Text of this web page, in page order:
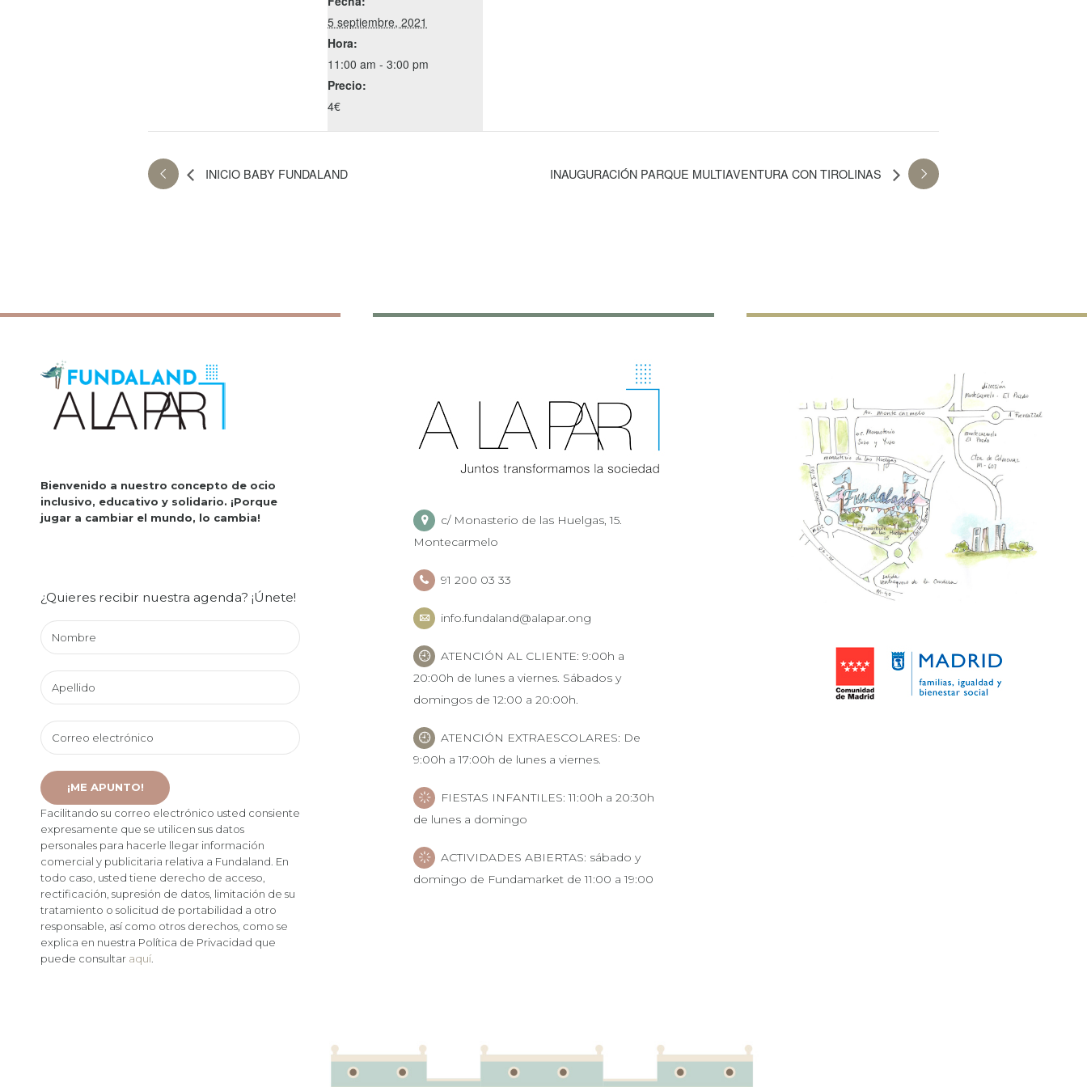
5 septiembre, 2021
Hora:
11:00 am - 3:00 pm
Precio:
4€
INICIO BABY FUNDALAND INAUGURACIÓN PARQUE MULTIAVENTURA CON TIROLINAS
Bienvenido a nuestro concepto de ocio
inclusivo, educativo y solidario. ¡Porque
jugar a cambiar el mundo, lo cambia!
¿Quieres recibir nuestra agenda? ¡Únete!
Facilitando su correo electrónico usted consiente
expresamente que se utilicen sus datos
personales para hacerle llegar información
comercial y publicitaria relativa a Fundaland. En
todo caso, usted tiene derecho de acceso,
rectificación, supresión de datos, limitación de su
tratamiento o solicitud de portabilidad a otro
responsable, así como otros derechos, como se
explica en nuestra Política de Privacidad que
puede consultar aquí
c/ Monasterio de las Huelgas, 15.
Montecarmelo
91 200 03 33
info.fundaland@alapar.ong
ATENCIÓN AL CLIENTE: 9:00h a
20:00h de lunes a viernes. Sábados y
domingos de 12:00 a 20:00h.
ATENCIÓN EXTRAESCOLARES: De
9:00h a 17:00h de lunes a viernes.
FIESTAS INFANTILES: 11:00h a 20:30h
de lunes a domingo
ACTIVIDADES ABIERTAS: sábado y
domingo de Fundamarket de 11:00 a 19:00